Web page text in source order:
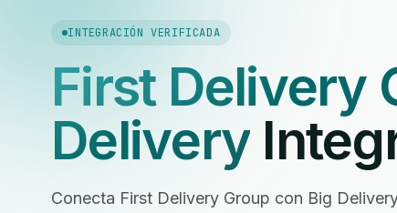
INTEGRACIÓN VERIFICADA
First Delivery
Delivery
Conecta First Delivery Group con Big